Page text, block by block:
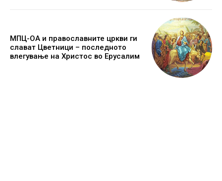
МПЦ-ОА и православните цркви ги
слават Цветници – последното
влегување на Христос во Ерусалим